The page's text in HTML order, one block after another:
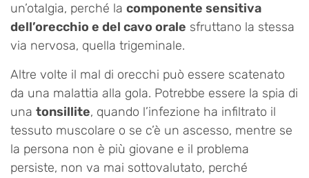
un’otalgia, perché la componente sensitiva
dell’orecchio e del cavo orale sfruttano la stessa
via nervosa, quella trigeminale.
Altre volte il mal di orecchi può essere scatenato
da una malattia alla gola. Potrebbe essere la spia di
una tonsillite, quando l’infezione ha infiltrato il
tessuto muscolare o se c’è un ascesso, mentre se
la persona non è più giovane e il problema
persiste, non va mai sottovalutato, perché